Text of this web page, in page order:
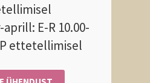
E-R 10.00-
P ettetellimisel